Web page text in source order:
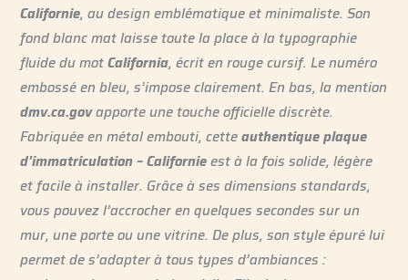
Californie, au design emblématique et minimaliste. Son
fond blanc mat laisse toute la place à la typographie
fluide du motCalifornia, écrit en rouge cursif. Le numéro
embossé en bleu, s’impose clairement. En bas, la mention
dmv.ca.govapporte une touche officielle discrète.
Fabriquée en métal embouti, cetteauthentique plaque
d’immatriculation – Californieest à la fois solide, légère
et facile à installer. Grâce à ses dimensions standards,
vous pouvez l’accrocher en quelques secondes sur un
mur, une porte ou une vitrine. De plus, son style épuré lui
permet de s’adapter à tous types d’ambiances :